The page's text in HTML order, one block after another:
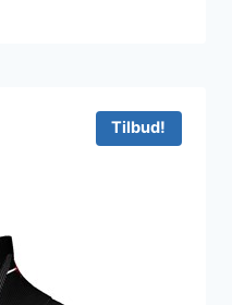
Tilbud!